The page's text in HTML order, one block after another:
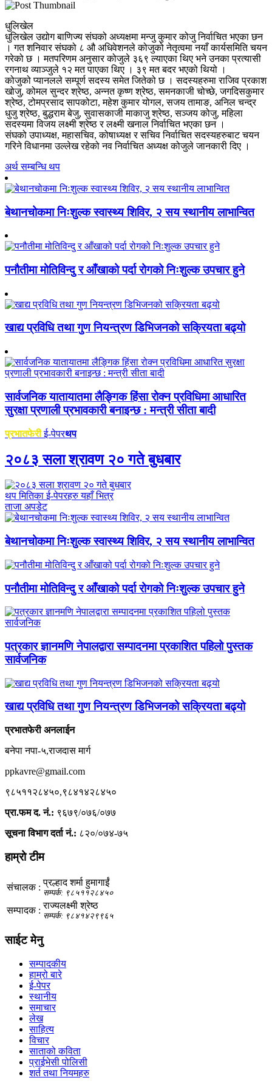
धुलिखेल
धुलिखेल उद्योग बाणिज्य संघको अध्यक्षमा मन्जु कुमार कोजु निर्वाचित भएका छन
। गत शनिवार संघको ८ औ अधिवेशनले कोजुको नेतृत्वमा नयाँ कार्यसमिति चयन
गरेको छ । मतपरिणम अनुसार कोजुले ३६९ ल्याएका थिए भने उनका प्रत्यासी
रगनाथ व्याञ्जुले १२ मत पाएका थिए । ३९ मत बदर भएको थियो ।
कोजुको प्यानलले सम्पूर्ण सदस्य समेत जितेको छ । सदस्यहरुमा राजिव प्रकाश
खोजु, कोमल सुन्दर श्रेष्ठ, अन्नत कृष्ण श्रेष्ठ, समनकाजी चोच्छे, जगदिसकुमार
श्रेष्ठ, टोमप्रसाद सापकोटा, महेश कुमार योगल, सजय तामाङ, अनिल चन्द्र
धुजु श्रेष्ठ, बुद्धराम बेजु, सुवासकाजी माकाजु श्रेष्ठ, सञ्जय कोजु, महिला
सदस्यमा विजय लक्ष्मी श्रेष्ठ र लक्ष्मी खनाल निर्वाचित भएका छन ।
संघको उपाध्यक्ष, महासचिव, कोषाध्यक्ष र सचिव निर्वाचित सदस्यहरुबाट चयन
गरिने विधानमा उल्लेख रहेको नव निर्वाचित अध्यक्ष कोजुले जानकारी दिए ।
अर्थ सम्बन्धि थप
बेथानचोकमा निःशुल्क स्वास्थ्य शिविर, २ सय स्थानीय लाभान्वित
पनौतीमा मोतिविन्दु र आँखाको पर्दा रोगको निःशुल्क उपचार हुने
खाद्य प्रविधि तथा गुण नियन्त्रण डिभिजनको सक्रियता बढ्यो
सार्वजनिक यातायातमा लैङ्गिक हिंसा रोक्न प्रविधिमा आधारित
सुरक्षा प्रणाली प्रभावकारी बनाइन्छ : मन्त्री सीता बादी
प्रभातफेरीई-पेपरथप
२०८३ सला श्रावण २० गते बुधबार
थप मितिका ई-पेपरहरु यहाँ भित्र
ताजा अपडेट
बेथानचोकमा निःशुल्क स्वास्थ्य शिविर, २ सय स्थानीय लाभान्वित
पनौतीमा मोतिविन्दु र आँखाको पर्दा रोगको निःशुल्क उपचार हुने
पत्रकार ज्ञानमणि नेपालद्वारा सम्पादनमा प्रकाशित पहिलो पुस्तक
सार्वजनिक
खाद्य प्रविधि तथा गुण नियन्त्रण डिभिजनको सक्रियता बढ्यो
प्रभातफेरी अनलाईन
बनेपा नपा-५,राजदास मार्ग
ppkavre@gmail.com
९८५११२८४५०,९८४१४२८४५०
प्रा.फम द. नं.: ९६७९/०७६/०७७
सूचना विभाग दर्ता नं.: ८२०/०७४-७५
हाम्रो टीम
संचालक : प्रल्हाद शर्मा हुमागाईं
सम्पर्क: ९८५११२८४५०
सम्पादक : राज्यलक्ष्मी श्रेष्ठ
सम्पर्क: ९८४१४२९९६५
साईट मेनु
सम्पादकीय
हाम्रो बारे
ई-पेपर
स्थानीय
समाचार
लेख
साहित्य
विचार
साताको कविता
प्राईभेसी पोलिसी
शर्त तथा नियमहरु